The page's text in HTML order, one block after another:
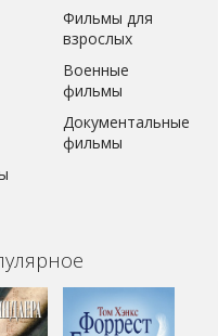
Фильмы для
взрослых
Военные
фильмы
Документальные
фильмы